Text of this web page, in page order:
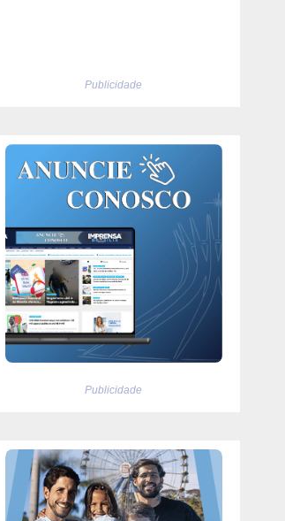
Publicidade
Publicidade